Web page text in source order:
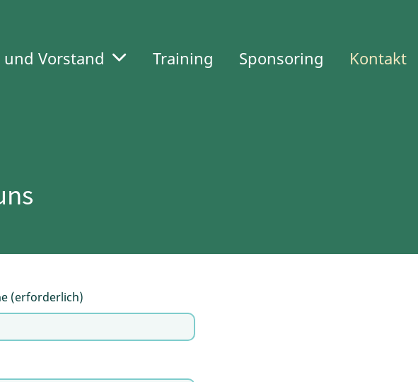
und Vorstand Training Sponsoring Kontakt
(erforderlich)